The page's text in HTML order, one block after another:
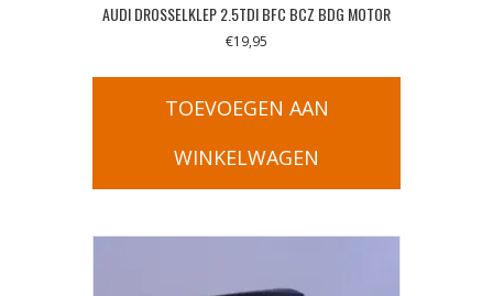
AUDI DROSSELKLEP 2.5TDI BFC BCZ BDG MOTOR
€19,95
TOEVOEGEN AAN
WINKELWAGEN